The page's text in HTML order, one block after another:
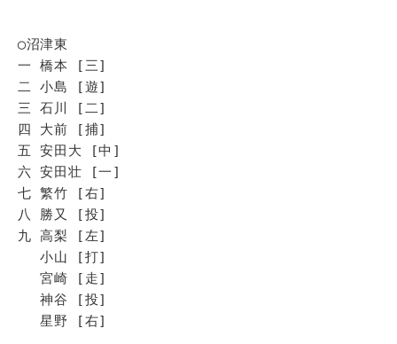
◯沼津東
一 橋本 [三]
二 小島 [遊]
三 石川 [二]
四 大前 [捕]
五 安田大 [中]
六 安田壮 [一]
七 繁竹 [右]
八 勝又 [投]
九 高梨 [左]
小山 [打]
宮崎 [走]
神谷 [投]
星野 [右]